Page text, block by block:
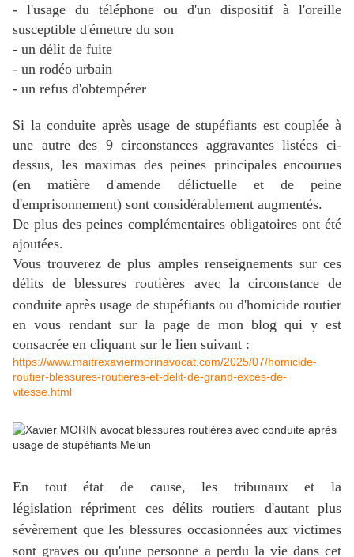
- l'usage du téléphone ou d'un dispositif à l'oreille
susceptible d'émettre du son
- un délit de fuite
- un rodéo urbain
- un refus d'obtempérer
Si laconduite après usage de stupéfiants est couplée à
une autre des 9 circonstances aggravantes listées ci-
dessus, les maximas des peines principales encourues
(en matière d'amende délictuelle et de peine
d'emprisonnement) sont considérablement augmentés.
De plus des peines complémentaires obligatoires ont été
ajoutées.
Vous trouverez de plus amples renseignements sur ces
délits de blessures routières avec la circonstance de
conduite après usage de stupéfiants ou d'homicide routier
en vous rendant sur la page de mon blog qui y est
consacrée en cliquant sur le lien suivant :
https://www.maitrexaviermorinavocat.com/2025/07/homicide-
routier-blessures-routieres-et-delit-de-grand-exces-de-
vitesse.html
En tout état de cause, les tribunaux et la
législation répriment ces délits routiers d'autant plus
sévèrement que les blessures occasionnées aux victimes
sont graves ou qu'une personne a perdu la vie dans cet